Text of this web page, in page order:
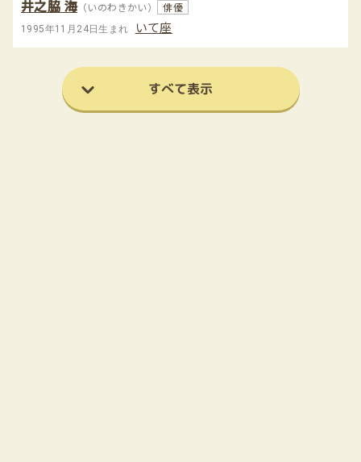
井之脇 海（いのわきかい） 俳優
1995年11月24日生まれ いて座
すべて表示